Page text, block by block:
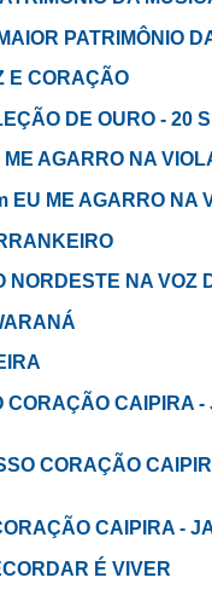
PATRIMÔNIO
E CORAÇÃO
DE OURO - 20
AGARRO NA
EU ME AGARRO NA
NA VOZ
CORAÇÃO CAIPIRA
CORAÇÃO
CAIPIRA -
É VIVER